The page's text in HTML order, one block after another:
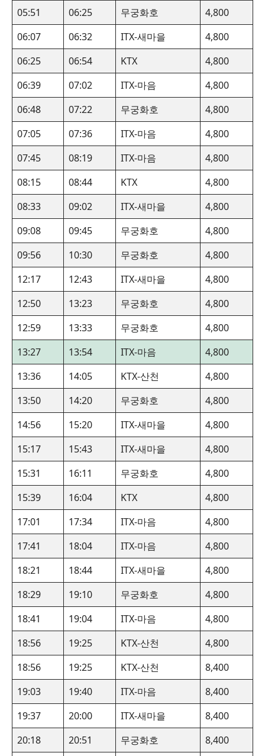
05:51
06:25 무궁화호
4,800
06:07
06:32 ITX-새마을
4,800
06:25
06:54 KTX
4,800
06:39
07:02 ITX-마음
4,800
06:48
07:22 무궁화호
4,800
07:05
07:36 ITX-마음
4,800
07:45
08:19 ITX-마음
4,800
08:15
08:44 KTX
4,800
08:33
09:02 ITX-새마을
4,800
09:08
09:45 무궁화호
4,800
09:56
10:30 무궁화호
4,800
12:17
12:43 ITX-새마을
4,800
12:50
13:23 무궁화호
4,800
12:59
13:33 무궁화호
4,800
13:27
13:54 ITX-마음
4,800
13:36
14:05 KTX-산천
4,800
13:50
14:20 무궁화호
4,800
14:56
15:20 ITX-새마을
4,800
15:17
15:43 ITX-새마을
4,800
15:31
16:11 무궁화호
4,800
15:39
16:04 KTX
4,800
17:01
17:34 ITX-마음
4,800
17:41
18:04 ITX-마음
4,800
18:21
18:44 ITX-새마을
4,800
18:29
19:10 무궁화호
4,800
18:41
19:04 ITX-마음
4,800
18:56
19:25 KTX-산천
4,800
18:56
19:25 KTX-산천
8,400
19:03
19:40 ITX-마음
8,400
19:37
20:00 ITX-새마을
8,400
20:18
20:51 무궁화호 8,400